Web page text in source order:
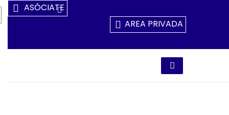
Ir
Al
ASÓCIATE
AREA PRIVADA